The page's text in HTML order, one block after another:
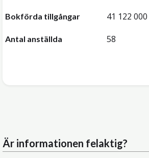
Bokförda tillgångar 41 122 000
Antal anställda 58
Är informationen felaktig?